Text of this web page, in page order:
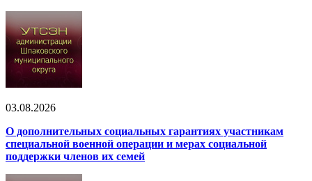
03.08.2026
О дополнительных социальных гарантиях участникам
специальной военной операции и мерах социальной
поддержки членов их семей